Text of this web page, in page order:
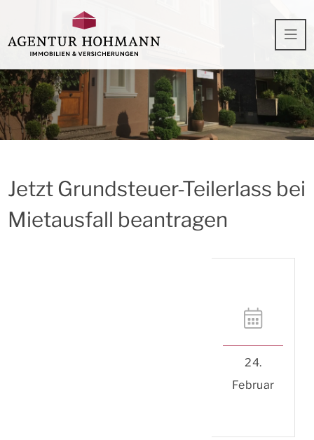
Jetzt Grundsteuer-Teilerlass bei
Mietausfall beantragen
24.
Februar